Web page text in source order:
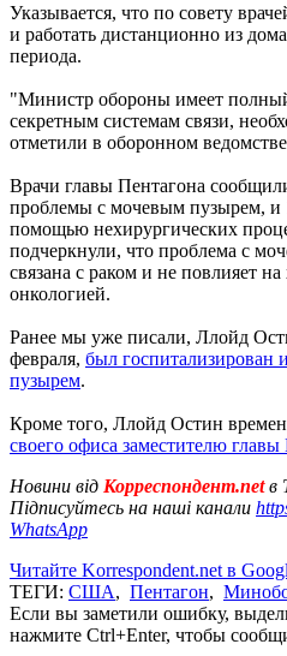
Указывается, что по совету
и работать дистанционно из
периода.
"Министр обороны имеет
секретным системам связи,
отметили в оборонном
Врачи главы Пентагона
проблемы с мочевым пузырем, и
помощью нехирургических
подчеркнули, что проблема с
связана с раком и не повлияет
онкологией.
Ранее мы уже писали, Ллойд
февраля, был госпитализирован
пузырем.
Кроме того, Ллойд Остин
своего офиса заместителю
Новини від Корреспондент.netв
Підписуйтесь на наші канали
WhatsApp
Читайте Korrespondent.net в
ТЕГИ: США, Пентагон,
Если вы заметили ошибку,
нажмите Ctrl+Enter, чтобы